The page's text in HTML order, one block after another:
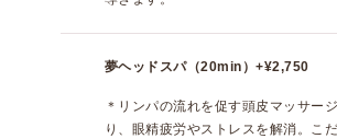
夢ヘッドスパ（20min）+¥2,750
＊リンパの流れを促す頭皮マッサー
り、眼精疲労やストレスを解消。こ